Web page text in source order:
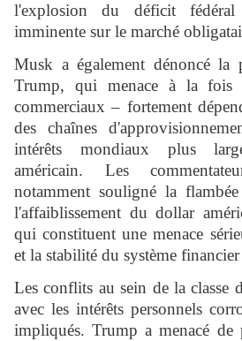
l'explosion du déficit
imminente sur le marché
Musk a également dénoncé la
Trump, qui menace à la fois
commerciaux – fortement
des chaînes
intérêts mondiaux plus
américain. Les
notamment souligné la
l'affaiblissement du dollar
qui constituent une menace
et la stabilité du système
Les conflits au sein de la classe
avec les intérêts personnels
impliqués. Trump a menacé de